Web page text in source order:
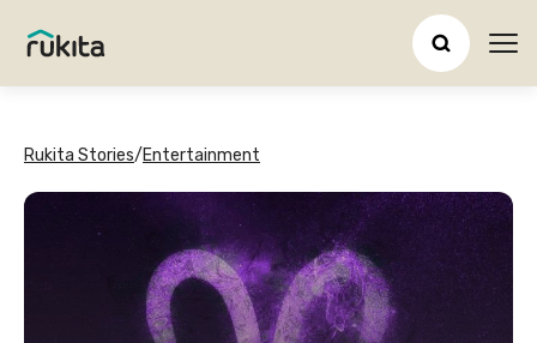
Rukita Stories/Entertainment